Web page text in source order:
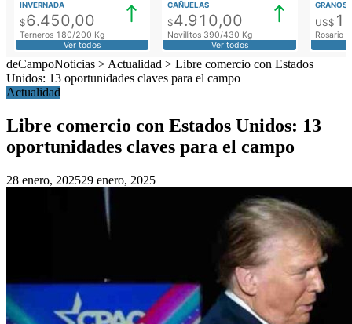
INVERNADA
$6.450,00
Terneros 180/200 Kg
Ver todos
CAÑUELAS
$4.910,00
Novillitos 390/430 Kg
Ver todos
GRANOS
US$
Rosario
deCampoNoticias > Actualidad > Libre comercio con Estados
Unidos: 13 oportunidades claves para el campo
Actualidad
Libre comercio con Estados Unidos: 13
oportunidades claves para el campo
28 enero, 202529 enero, 2025